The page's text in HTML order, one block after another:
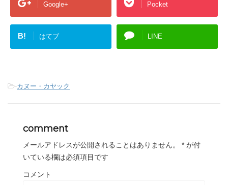
Google+ Pocket
B! はてブ LINE
-カヌー・カヤック
comment
メールアドレスが公開されることはありません。 * が付
いている欄は必須項目です
コメント